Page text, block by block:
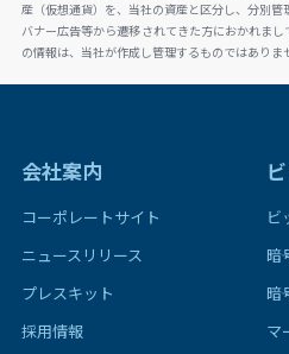
産（仮想通貨）を、当社の資産と区分し、分別管
バナー広告等から遷移されてきた方におかれま
の情報は、当社が作成し管理するものではありま
会社案内
コーポレートサイト
ニュースリリース
プレスキット
採用情報
ビ
暗
暗
マ